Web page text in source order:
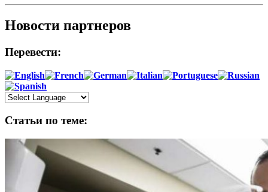
Новости партнеров
Перевести:
Статьи по теме: